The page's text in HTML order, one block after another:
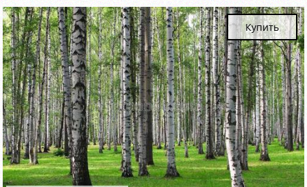
Купить